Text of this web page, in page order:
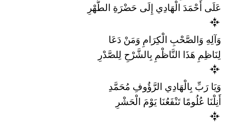
عَلَى أَحْمَدَ الْهَادِي إِلَى حَضْرَةِ الطُّهْرِ
وَآلِهِ وَالصَّحْبِ الْكِرَامِ وَمَنْ دَعَا
لِنَاظِمِ هَذَا النَّاظْمِ بِالشَّرْحِ لِلصَّدْرِ
وَيَا رَبِّ بِالْهَادِي الرَّؤُوفِ مُحَمَّدِ
أَنِلْنَا عُلُومًا تَنْفَعُنَا يَوْمَ الْحَشْرِ